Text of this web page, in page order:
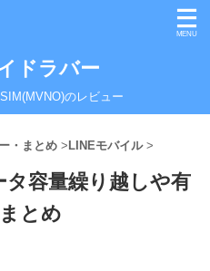
ドラバー
のレビュー
・まとめ > LINEモバイル >
容量繰り越しや有
とめ